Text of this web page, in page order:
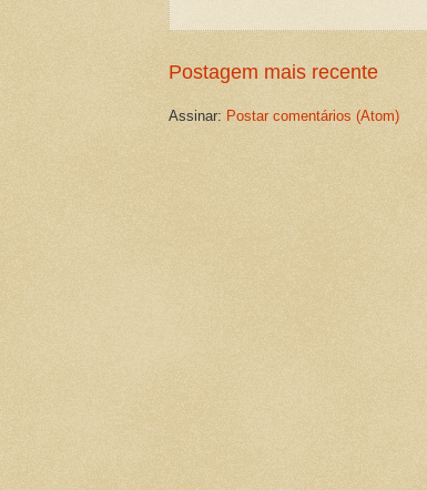
Postagem mais recente
Assinar: Postar comentários (Atom)